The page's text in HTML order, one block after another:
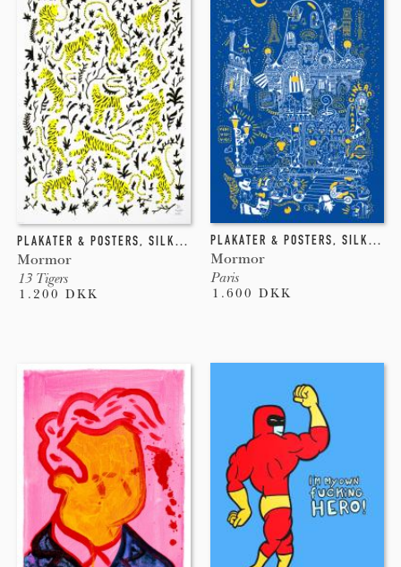
PLAKATER & POSTERS, SILKETRYK
Mormor
13 Tigers
1.200 DKK
PLAKATER & POSTERS, SILKETRYK
Mormor
Paris
1.600 DKK